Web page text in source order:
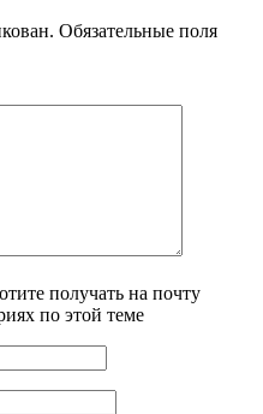
Обязательные поля
получать на почту
по этой теме